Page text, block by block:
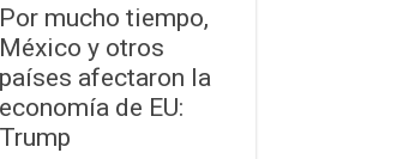
Por mucho tiempo,
México y otros
países afectaron la
economía de EU:
Trump